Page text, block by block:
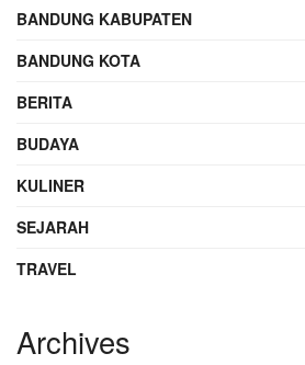
BANDUNG KABUPATEN
BANDUNG KOTA
BERITA
BUDAYA
KULINER
SEJARAH
TRAVEL
Archives